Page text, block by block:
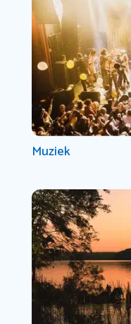
Muziek